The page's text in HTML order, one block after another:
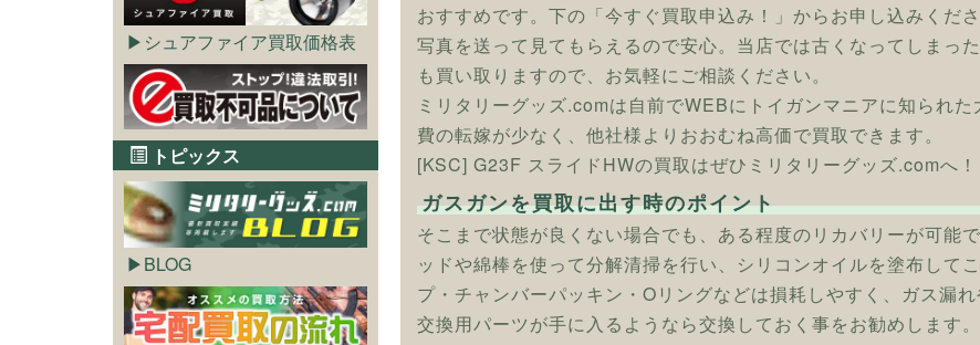
おすすめです。下の「今すぐ買取申込み！」からお申し込みくださ
写真を送って見てもらえるので安心。当店では古くなってしまっ
も買い取りますので、お気軽にご相談ください。
ミリタリーグッズ.comは自前でWEBにトイガンマニアに知られ
費の転嫁が少なく、他社様よりおおむね高価で買取できます。
[KSC] G23F スライドHWの買取はぜひミリタリーグッズ.comへ！
ガスガンを買取に出す時のポイント
そこまで状態が良くない場合でも、ある程度のリカバリーが可能
ッドや綿棒を使って分解清掃を行い、シリコンオイルを塗布して
プ・チャンバーパッキン・Oリングなどは損耗しやすく、ガス漏
交換用パーツが手に入るようなら交換しておく事をお勧めします。
シュアファイア買取価格表
トピックス
BLOG